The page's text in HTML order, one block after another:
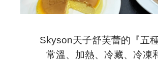
Skyson天子舒芙蕾的『五
常溫、加熱、冷藏、冷凍